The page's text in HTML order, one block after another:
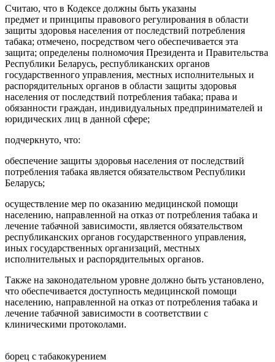
Считаю, что в Кодексе должны быть указаны
предмет и принципы правового регулирования в области
защиты здоровья населения от последствий потребления
табака; отмечено, посредством чего обеспечивается эта
защита; определены полномочия Президента и Правительства
Республики Беларусь, республиканских органов
государственного управления, местных исполнительных и
распорядительных органов в области защиты здоровья
населения от последствий потребления табака; права и
обязанности граждан, индивидуальных предпринимателей и
юридических лиц в данной сфере;
подчеркнуто, что:
обеспечение защиты здоровья населения от последствий
потребления табака является обязательством Республики
Беларусь;
осуществление мер по оказанию медицинской помощи
населению, направленной на отказ от потребления табака и
лечение табачной зависимости, является обязательством
республиканских органов государственного управления,
иных государственных организаций, местных
исполнительных и распорядительных органов.
Также на законодательном уровне должно быть установлено,
что обеспечивается доступность медицинской помощи
населению, направленной на отказ от потребления табака и
лечение табачной зависимости в соответствии с
клиническими протоколами.
борец с табакокурением